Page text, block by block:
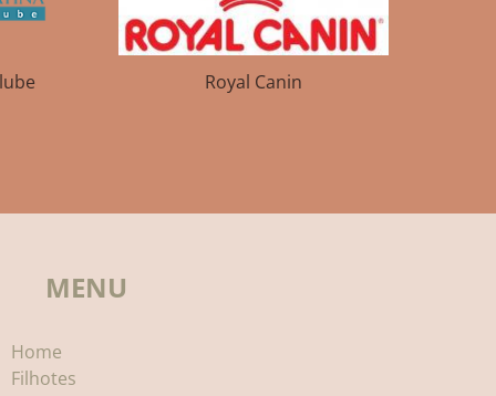
Royal Canin
MENU
Home
Filhotes